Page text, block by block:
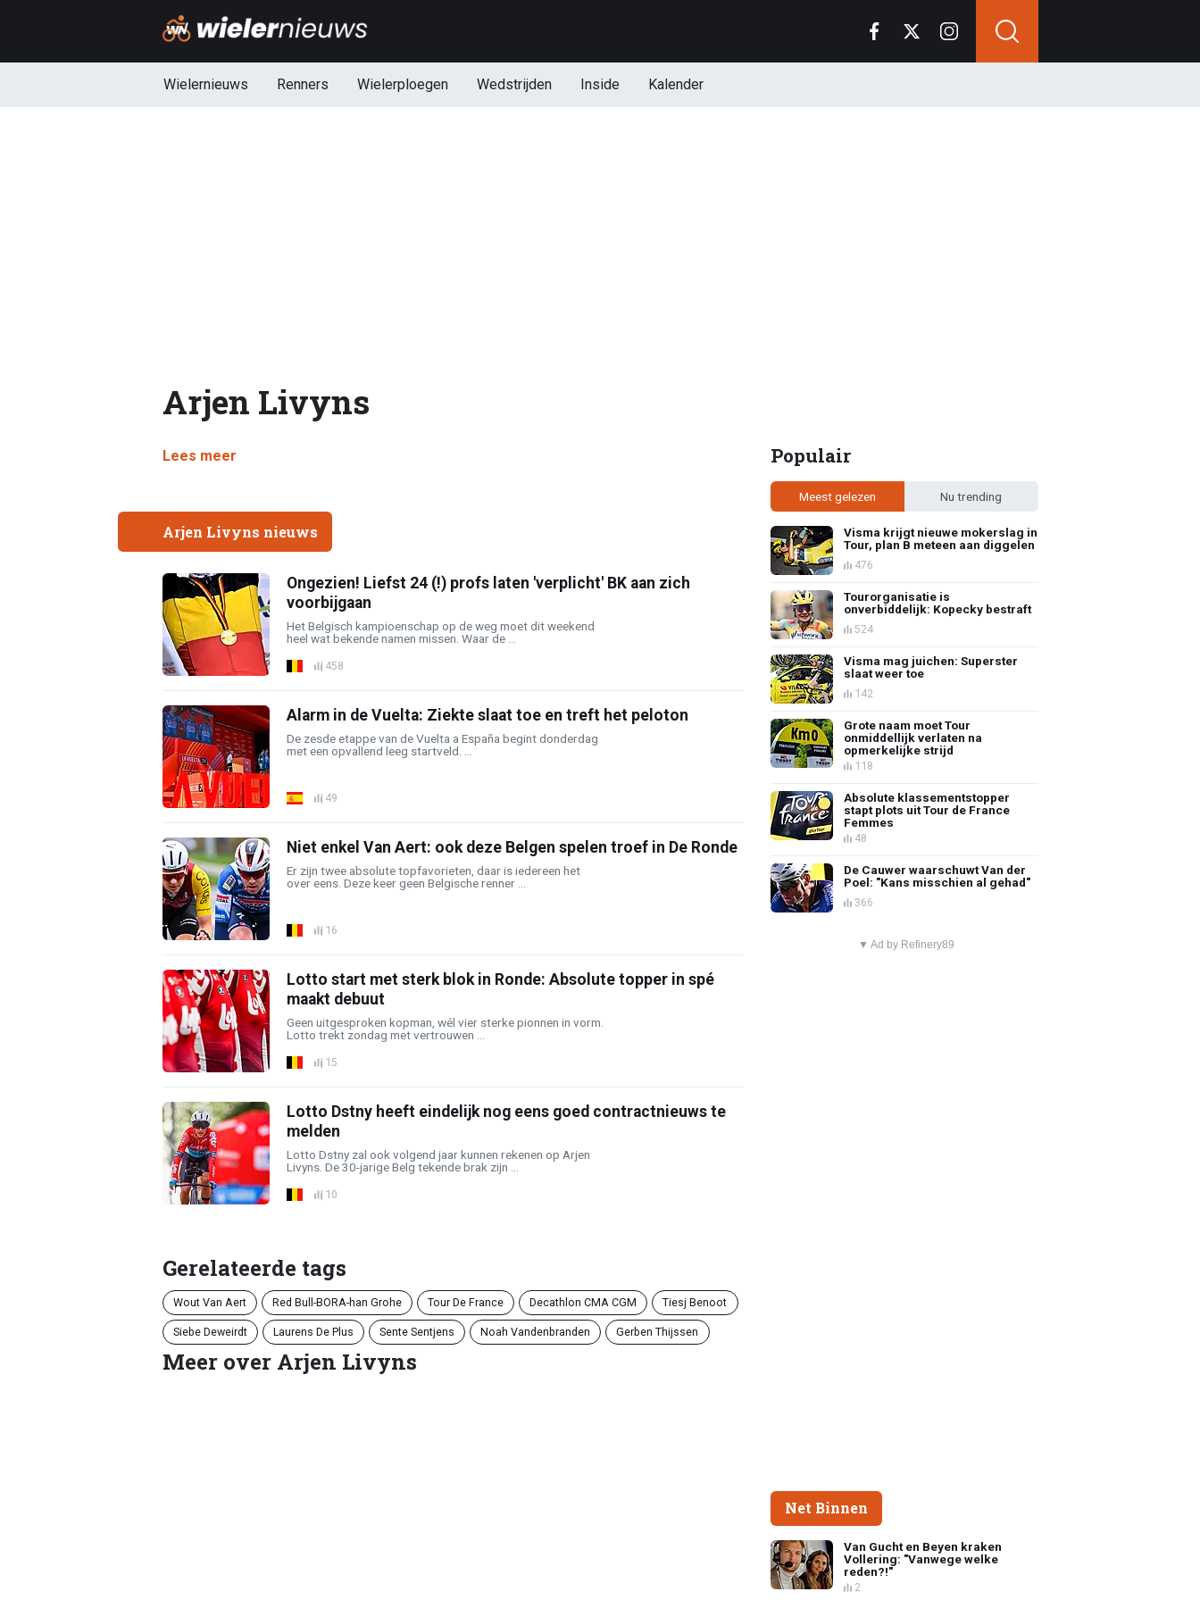
Wielernieuws Renners Wielerploegen Wedstrijden Inside Kalender
Arjen Livyns
Lees meer
Arjen Livyns nieuws
Ongezien! Liefst 24 (!) profs laten 'verplicht' BK aan zich
voorbijgaan
Het Belgisch kampioenschap op de weg moet dit weekend
heel wat bekende namen missen. Waar de ...
458
Alarm in de Vuelta: Ziekte slaat toe en treft het peloton
De zesde etappe van de Vuelta a España begint donderdag
met een opvallend leeg startveld. ...
49
Niet enkel Van Aert: ook deze Belgen spelen troef in De Ronde
Er zijn twee absolute topfavorieten, daar is iedereen het
over eens. Deze keer geen Belgische renner ...
16
Lotto start met sterk blok in Ronde: Absolute topper in spé
maakt debuut
Geen uitgesproken kopman, wél vier sterke pionnen in vorm.
Lotto trekt zondag met vertrouwen ...
15
Lotto Dstny heeft eindelijk nog eens goed contractnieuws te
melden
Lotto Dstny zal ook volgend jaar kunnen rekenen op Arjen
Livyns. De 30-jarige Belg tekende brak zijn ...
10
Gerelateerde tags
Wout Van Aert Red Bull-BORA-han Grohe Tour De France Decathlon CMA CGM Tiesj Benoot
Siebe Deweirdt Laurens De Plus Sente Sentjens Noah Vandenbranden Gerben Thijssen
Meer over Arjen Livyns
Populair
Meest gelezen Nu trending
Visma krijgt nieuwe mokerslag in
Tour, plan B meteen aan diggelen
476
Tourorganisatie is
onverbiddelijk: Kopecky bestraft
524
Visma mag juichen: Superster
slaat weer toe
142
Grote naam moet Tour
onmiddellijk verlaten na
opmerkelijke strijd
118
Absolute klassementstopper
stapt plots uit Tour de France
Femmes
48
De Cauwer waarschuwt Van der
Poel: "Kans misschien al gehad"
366
▼ Ad by Refinery89
Net Binnen
Van Gucht en Beyen kraken
Vollering: "Vanwege welke
reden?!"
2